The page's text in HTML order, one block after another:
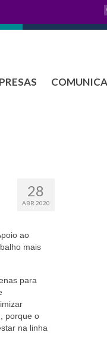
28
ABR 2020
ao
mais
para
porque o
na linha